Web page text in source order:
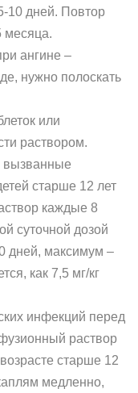
10 дней. Повтор
месяца.
ангине –
нужно полоскать
или
раствором.
вызванные
старше 12 лет
каждые 8
суточной дозой
дней, максимум –
как 7,5 мг/кг
инфекций перед
раствор
старше 12
медленно,